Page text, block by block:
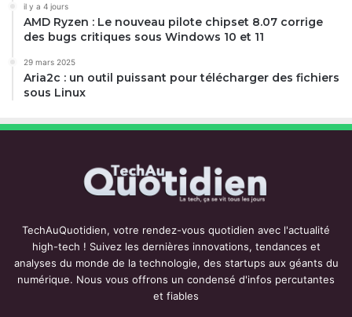
Détection automatique du type de sol Non
FONCTIONNALITÉS
Modes de puissance réglables Oui
Puissance d’aspiration 23000 Pa
POIDS ET DIMENSIONS
DIVERS
Date de sortie 31/05/2025
il y a 4 jours
AMD Ryzen : Le nouveau pilote chipset 8.07 corrige
des bugs critiques sous Windows 10 et 11
29 mars 2025
Aria2c : un outil puissant pour télécharger des fichiers
sous Linux
TechAuQuotidien, votre rendez-vous quotidien avec l'actualité
high-tech ! Suivez les dernières innovations, tendances et
analyses du monde de la technologie, des startups aux géants du
numérique. Nous vous offrons un condensé d'infos percutantes
et fiables